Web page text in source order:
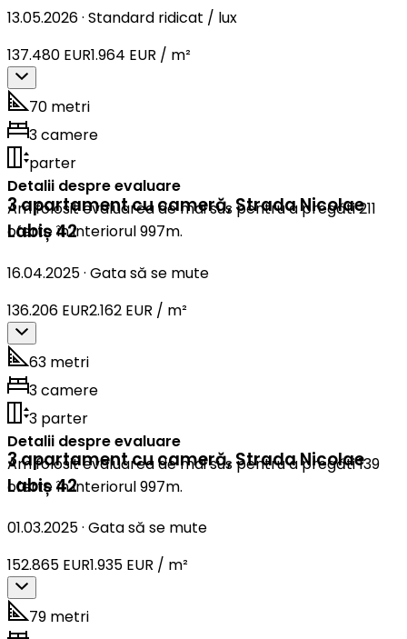
13.05.2026· Standard ridicat / lux
137.480 EUR1.964 EUR / m²
70 metri
3 camere
parter
Detalii despre evaluare
Am folosit evaluarea de mai sus pentru a pregăti 211
oferte în interiorul 997m.
3 apartament cu cameră,Strada Nicolae
Labiș 42
16.04.2025· Gata să se mute
136.206 EUR2.162 EUR / m²
63 metri
3 camere
3 parter
Detalii despre evaluare
Am folosit evaluarea de mai sus pentru a pregăti 139
oferte în interiorul 997m.
3 apartament cu cameră,Strada Nicolae
Labiș 42
01.03.2025· Gata să se mute
152.865 EUR1.935 EUR / m²
79 metri